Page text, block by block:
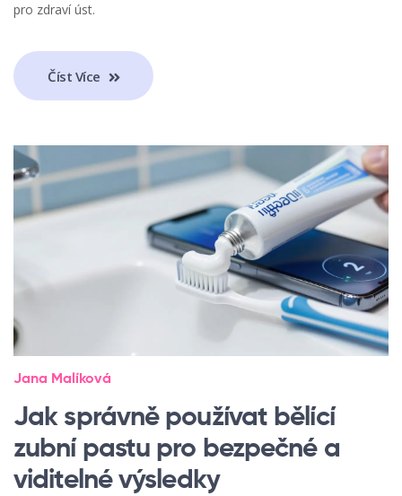
pro zdraví úst.
Číst Více
Jana Malíková
Jak správně používat bělící
zubní pastu pro bezpečné a
viditelné výsledky